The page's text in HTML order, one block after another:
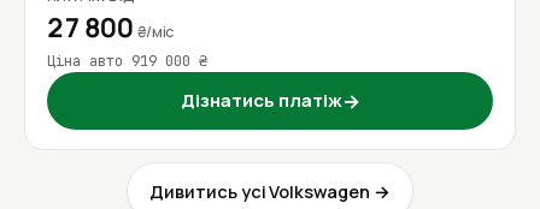
27 800 ₴/міс
Ціна авто 919 000 ₴
Дізнатись платіж→
Дивитись усі Volkswagen →